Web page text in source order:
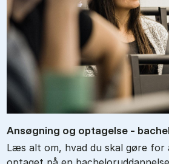
An­søg­ning og op­ta­gel­se -
Læs alt om, hvad du skal gøre for